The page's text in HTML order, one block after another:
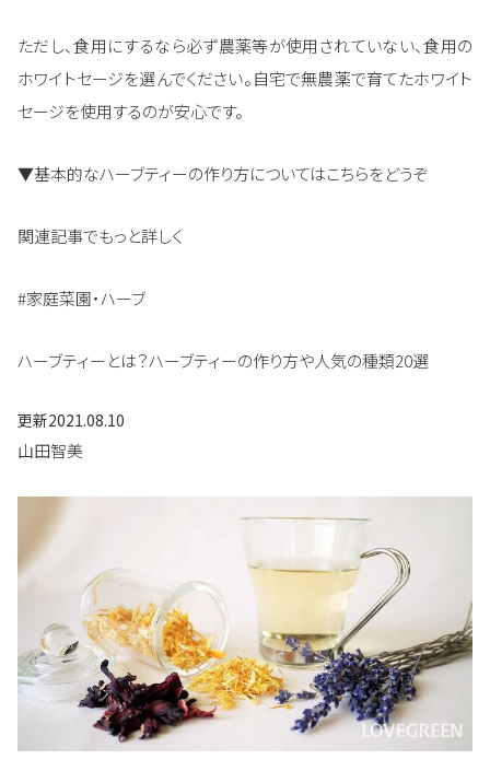
ただし、食用にするなら必ず農薬等が使用されていない、食用の
ホワイトセージを選んでください。自宅で無農薬で育てたホワイト
セージを使用するのが安心です。
▼基本的なハーブティーの作り方についてはこちらをどうぞ
関連記事でもっと詳しく
#家庭菜園・ハーブ
ハーブティーとは？ハーブティーの作り方や人気の種類20選
更新2021.08.10
山田智美